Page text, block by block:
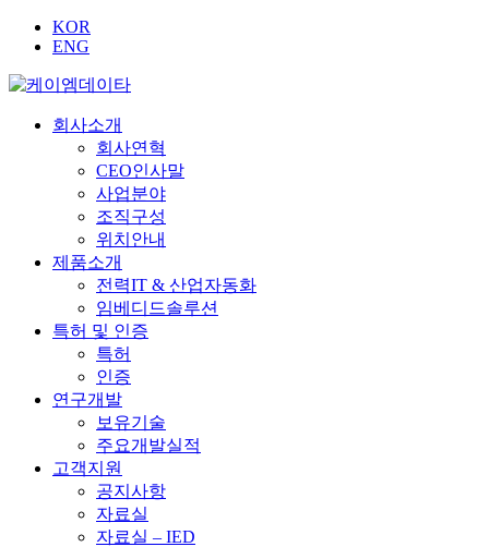
KOR
ENG
회사소개
회사연혁
CEO인사말
사업분야
조직구성
위치안내
제품소개
전력IT & 산업자동화
임베디드솔루션
특허 및 인증
특허
인증
연구개발
보유기술
주요개발실적
고객지원
공지사항
자료실
자료실 – IED